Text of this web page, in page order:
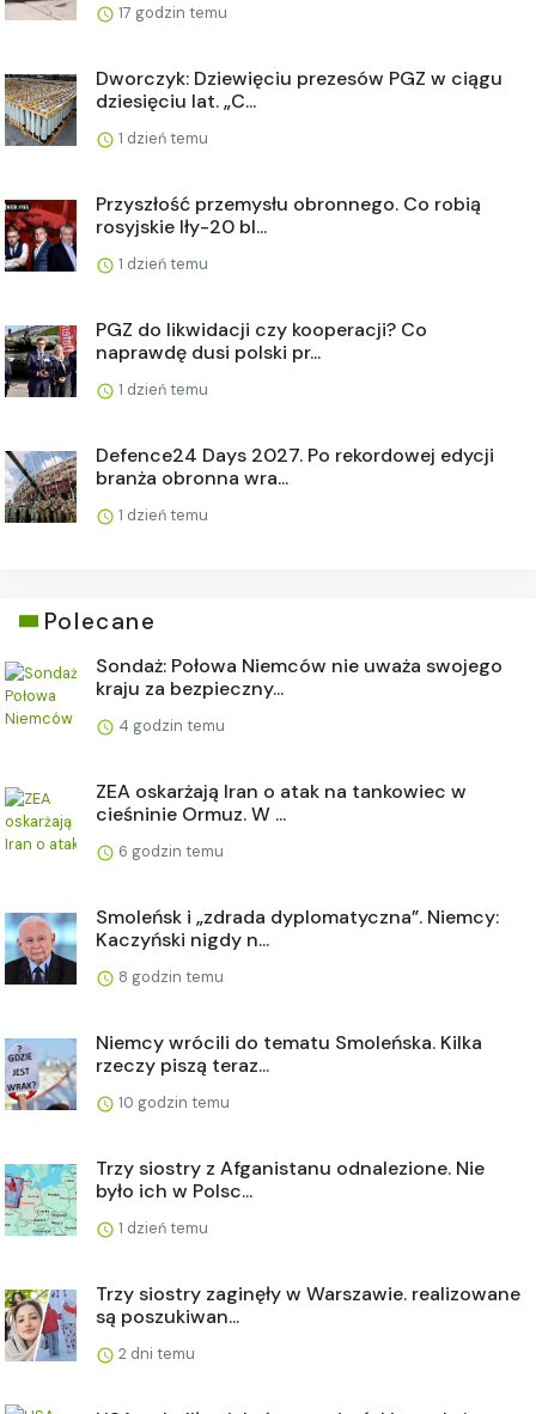
17 godzin temu
Dworczyk: Dziewięciu prezesów PGZ w ciągu
dziesięciu lat. „C...
1 dzień temu
Przyszłość przemysłu obronnego. Co robią
rosyjskie Iły-20 bl...
1 dzień temu
PGZ do likwidacji czy kooperacji? Co
naprawdę dusi polski pr...
1 dzień temu
Defence24 Days 2027. Po rekordowej edycji
branża obronna wra...
1 dzień temu
Polecane
Sondaż: Połowa Niemców nie uważa swojego
kraju za bezpieczny...
4 godzin temu
ZEA oskarżają Iran o atak na tankowiec w
cieśninie Ormuz. W ...
6 godzin temu
Smoleńsk i „zdrada dyplomatyczna”. Niemcy:
Kaczyński nigdy n...
8 godzin temu
Niemcy wrócili do tematu Smoleńska. Kilka
rzeczy piszą teraz...
10 godzin temu
Trzy siostry z Afganistanu odnalezione. Nie
było ich w Polsc...
1 dzień temu
Trzy siostry zaginęły w Warszawie. realizowane
są poszukiwan...
2 dni temu